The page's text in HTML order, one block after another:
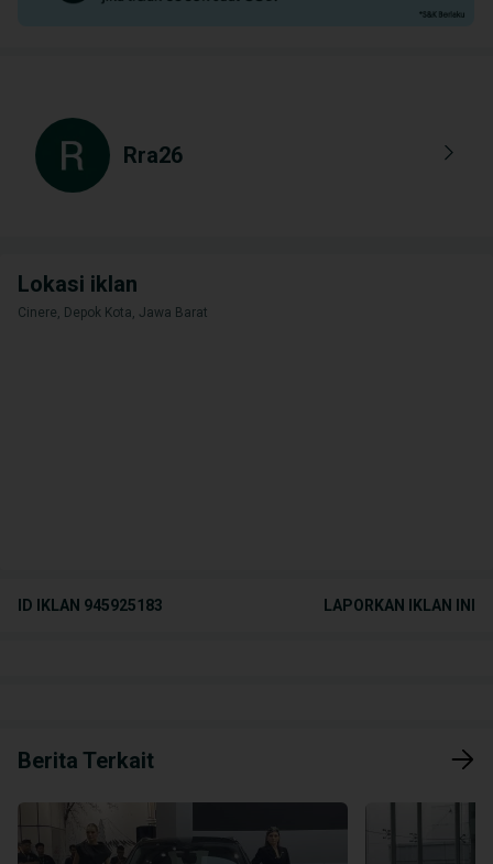
Rra26
Lokasi iklan
Cinere, Depok Kota, Jawa Barat
ID IKLAN 945925183 LAPORKAN IKLAN INI
Berita Terkait